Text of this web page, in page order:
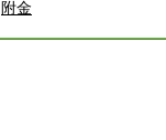
附金